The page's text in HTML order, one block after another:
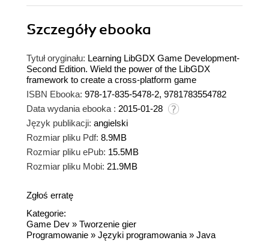
Szczegółyebooka
Tytuł oryginału: Learning LibGDX Game Development-
Second Edition. Wield the power of the LibGDX
framework to create a cross-platform game
ISBN Ebooka: 978-17-835-5478-2, 9781783554782
Data wydania ebooka : 2015-01-28
Język publikacji: angielski
Rozmiar pliku Pdf: 8.9MB
Rozmiar pliku ePub: 15.5MB
Rozmiar pliku Mobi: 21.9MB
Zgłoś erratę
Kategorie:
Game Dev » Tworzenie gier
Programowanie » Języki programowania » Java